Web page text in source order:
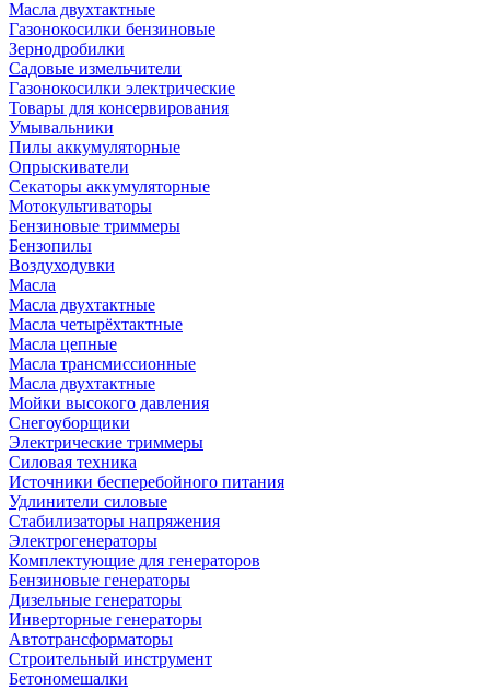
Масла двухтактные
Газонокосилки бензиновые
Зернодробилки
Садовые измельчители
Газонокосилки электрические
Товары для консервирования
Умывальники
Пилы аккумуляторные
Опрыскиватели
Секаторы аккумуляторные
Мотокультиваторы
Бензиновые триммеры
Бензопилы
Воздуходувки
Масла
Масла двухтактные
Масла четырёхтактные
Масла цепные
Масла трансмиссионные
Масла двухтактные
Мойки высокого давления
Снегоуборщики
Электрические триммеры
Силовая техника
Источники бесперебойного питания
Удлинители силовые
Стабилизаторы напряжения
Электрогенераторы
Комплектующие для генераторов
Бензиновые генераторы
Дизельные генераторы
Инверторные генераторы
Автотрансформаторы
Строительный инструмент
Бетономешалки